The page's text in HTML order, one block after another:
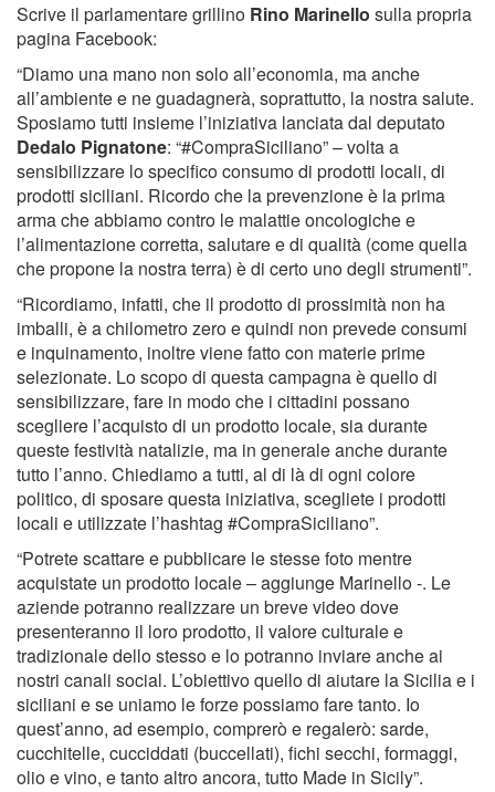
Scrive il parlamentare grillino Rino Marinello sulla propria
pagina Facebook:
“Diamo una mano non solo all’economia, ma anche
all’ambiente e ne guadagnerà, soprattutto, la nostra salute.
Sposiamo tutti insieme l’iniziativa lanciata dal deputato
Dedalo Pignatone: “#CompraSiciliano” – volta a
sensibilizzare lo specifico consumo di prodotti locali, di
prodotti siciliani. Ricordo che la prevenzione è la prima
arma che abbiamo contro le malattie oncologiche e
l’alimentazione corretta, salutare e di qualità (come quella
che propone la nostra terra) è di certo uno degli strumenti”.
“Ricordiamo, infatti, che il prodotto di prossimità non ha
imballi, è a chilometro zero e quindi non prevede consumi
e inquinamento, inoltre viene fatto con materie prime
selezionate. Lo scopo di questa campagna è quello di
sensibilizzare, fare in modo che i cittadini possano
scegliere l’acquisto di un prodotto locale, sia durante
queste festività natalizie, ma in generale anche durante
tutto l’anno. Chiediamo a tutti, al di là di ogni colore
politico, di sposare questa iniziativa, scegliete i prodotti
locali e utilizzate l’hashtag #CompraSiciliano”.
“Potrete scattare e pubblicare le stesse foto mentre
acquistate un prodotto locale – aggiunge Marinello -. Le
aziende potranno realizzare un breve video dove
presenteranno il loro prodotto, il valore culturale e
tradizionale dello stesso e lo potranno inviare anche ai
nostri canali social. L’obiettivo quello di aiutare la Sicilia e i
siciliani e se uniamo le forze possiamo fare tanto. Io
quest’anno, ad esempio, comprerò e regalerò: sarde,
cucchitelle, cucciddati (buccellati), fichi secchi, formaggi,
olio e vino, e tanto altro ancora, tutto Made in Sicily”.